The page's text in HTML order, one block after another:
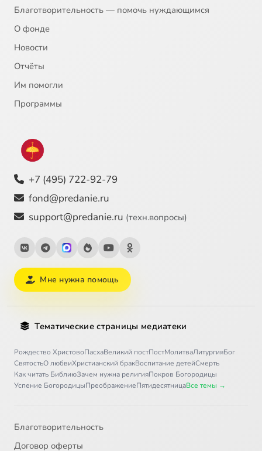
Благотворительность — помочь нуждающимся
О фонде
Новости
Отчёты
Им помогли
Программы
+7 (495) 722-92-79
fond@predanie.ru
support@predanie.ru (техн.вопросы)
Мне нужна помощь
Тематические страницы медиатеки
Рождество ХристовоПасхаВеликий постПостМолитваЛитургияБог
СвятостьО любвиХристианский бракВоспитание детейСмерть
Как читать БиблиюЗачем нужна религияПокров Богородицы
Успение БогородицыПреображениеПятидесятницаВсе темы →
Благотворительность
Договор оферты